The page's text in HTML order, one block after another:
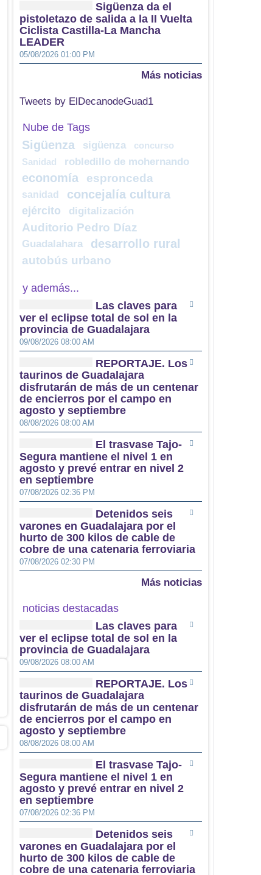
Sigüenza da el
pistoletazo de salida a la II Vuelta
Ciclista Castilla-La Mancha
LEADER
05/08/2026 01:00 PM
Más noticias
Tweets by ElDecanodeGuad1
Nube de Tags
Sigüenza sigüenza
concurso
Sanidad
robledillo de mohernando
economía espronceda
sanidad concejalía cultura
ejército digitalización
Auditorio Pedro Díaz
Guadalahara desarrollo rural
autobús urbano
y además...
Las claves para
ver el eclipse total de sol en la
provincia de Guadalajara
09/08/2026 08:00 AM
REPORTAJE. Los
taurinos de Guadalajara
disfrutarán de más de un centenar
de encierros por el campo en
agosto y septiembre
08/08/2026 08:00 AM
El trasvase Tajo-
Segura mantiene el nivel 1 en
agosto y prevé entrar en nivel 2
en septiembre
07/08/2026 02:36 PM
Detenidos seis
varones en Guadalajara por el
hurto de 300 kilos de cable de
cobre de una catenaria ferroviaria
07/08/2026 02:30 PM
Más noticias
noticias destacadas
Las claves para
ver el eclipse total de sol en la
provincia de Guadalajara
09/08/2026 08:00 AM
REPORTAJE. Los
taurinos de Guadalajara
disfrutarán de más de un centenar
de encierros por el campo en
agosto y septiembre
08/08/2026 08:00 AM
El trasvase Tajo-
Segura mantiene el nivel 1 en
agosto y prevé entrar en nivel 2
en septiembre
07/08/2026 02:36 PM
Detenidos seis
varones en Guadalajara por el
hurto de 300 kilos de cable de
cobre de una catenaria ferroviaria